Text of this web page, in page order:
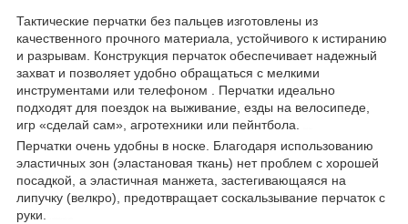
Тактические перчатки без пальцев изготовлены из
качественного прочного материала, устойчивого к истиранию
и разрывам. Конструкция перчаток обеспечивает надежный
захват и позволяет удобно обращаться с мелкими
инструментами или телефоном . Перчатки идеально
подходят для поездок на выживание, езды на велосипеде,
игр «сделай сам», агротехники или пейнтбола.
Перчатки очень удобны в носке. Благодаря использованию
эластичных зон (эластановая ткань) нет проблем с хорошей
посадкой, а эластичная манжета, застегивающаяся на
липучку (велкро), предотвращает соскальзывание перчаток с
руки.